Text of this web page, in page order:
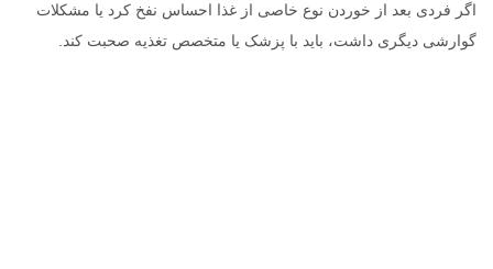
اگر فردی بعد از خوردن نوع خاصی از غذا احساس نفخ کرد یا مشکلات
گوارشی دیگری داشت، باید با پزشک یا متخصص تغذیه صحبت کند.